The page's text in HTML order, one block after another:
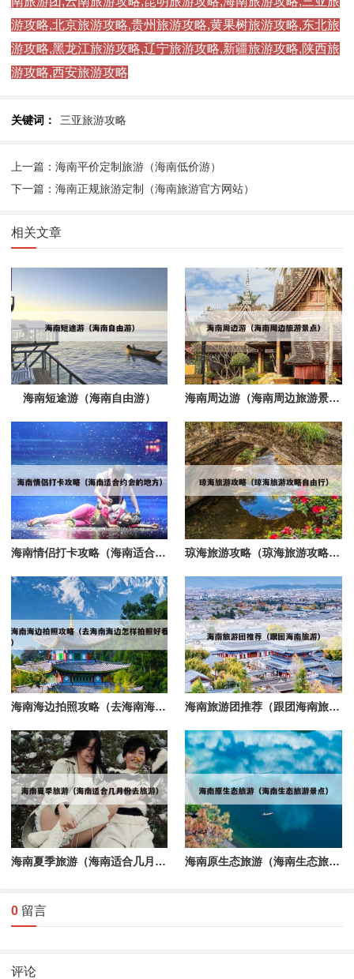
游攻略,北京旅游攻略,贵州旅游攻略,黄果树旅游攻略,东北旅
游攻略,黑龙江旅游攻略,辽宁旅游攻略,新疆旅游攻略,陕西旅
游攻略,西安旅游攻略
关键词： 三亚旅游攻略
上一篇：海南平价定制旅游（海南低价游）
下一篇：海南正规旅游定制（海南旅游官方网站）
相关文章
海南短途游（海南自由游） 海南周边游（海南周边旅游景点）
海南情侣打卡攻略（海南适合约会的地方） 琼海旅游攻略（琼海旅游攻略自由行）
海南海边拍照攻略（去海南海边怎样拍照好看） 海南旅游团推荐（跟团海南旅游）
海南夏季旅游（海南适合几月份去旅游） 海南原生态旅游（海南生态旅游景点）
0 留言
评论